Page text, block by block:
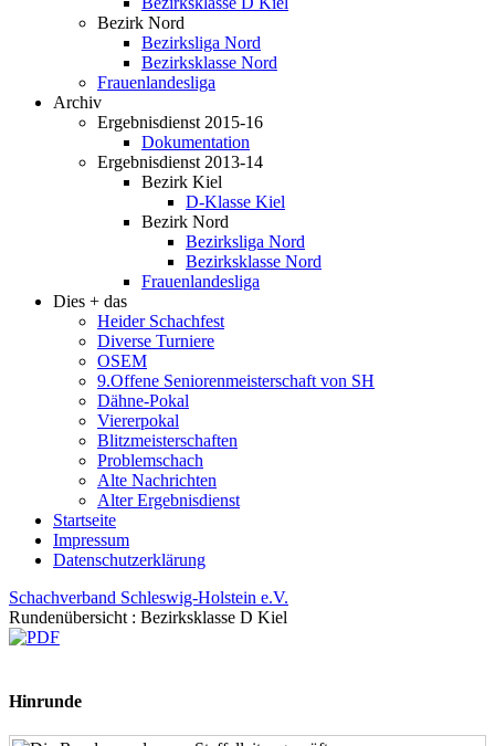
Bezirk Nord
Bezirksliga Nord
Bezirksklasse Nord
Frauenlandesliga
Archiv
Ergebnisdienst 2015-16
Dokumentation
Ergebnisdienst 2013-14
Bezirk Kiel
D-Klasse Kiel
Bezirk Nord
Bezirksliga Nord
Bezirksklasse Nord
Frauenlandesliga
Dies + das
Heider Schachfest
Diverse Turniere
OSEM
9.Offene Seniorenmeisterschaft von SH
Dähne-Pokal
Viererpokal
Blitzmeisterschaften
Problemschach
Alte Nachrichten
Alter Ergebnisdienst
Startseite
Impressum
Datenschutzerklärung
Schachverband Schleswig-Holstein e.V.
Rundenübersicht : Bezirksklasse D Kiel
Hinrunde